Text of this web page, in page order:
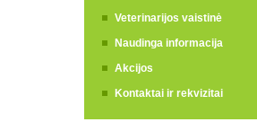
Veterinarijos vaistinė
Naudinga informacija
Akcijos
Kontaktai ir rekvizitai